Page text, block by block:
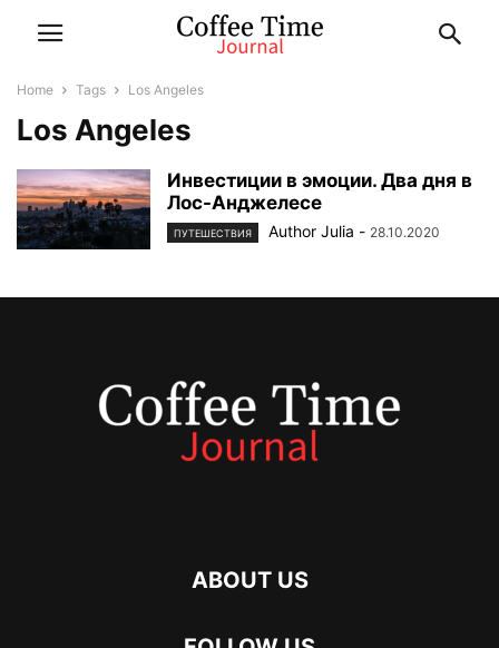
Home Tags Los Angeles
Los Angeles
Инвестиции в эмоции. Два дня в
Лос-Анджелесе
ПУТЕШЕСТВИЯ Author Julia - 28.10.2020
ABOUT US